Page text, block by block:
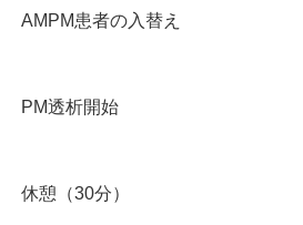
AMPM患者の入替え
PM透析開始
休憩（30分）